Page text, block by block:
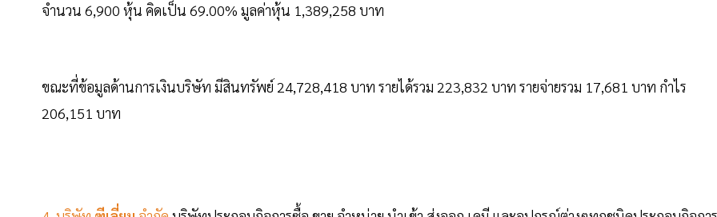
จำนวน 6,900 หุ้น คิดเป็น 69.00% มูลค่าหุ้น 1,389,258 บาท
ขณะที่ข้อมูลด้านการเงินบริษัท มีสินทรัพย์ 24,728,418 บาท รายได้รวม 223,832 บาท รายจ่ายรวม 17,681 บาท กำไร
206,151 บาท